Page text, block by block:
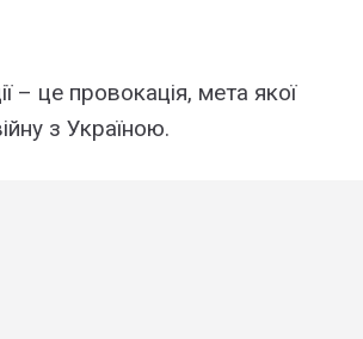
– це провокація, мета якої
з Україною.